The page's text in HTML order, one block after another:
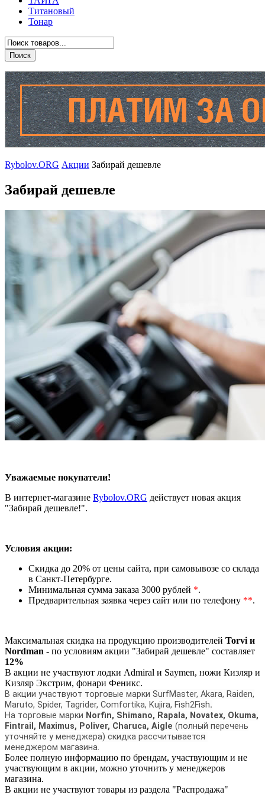
Титановый
Тонар
Rybolov.ORG Акции Забирай дешевле
Забирай дешевле
Уважаемые покупатели!
В интернет-магазине Rybolov.ORG действует новая акция
"Забирай дешевле!".
Условия акции:
Скидка до 20% от цены сайта, при самовывозе со склада
в Санкт-Петербурге.
Минимальная сумма заказа 3000 рублей *.
Предварительная заявка через сайт или по телефону **.
Максимальная скидка на продукцию производителей Torvi и
Nordman - по условиям акции "Забирай дешевле" составляет
12%
В акции не участвуют лодки Admiral и Saymen, ножи Кизляр и
Кизляр Экстрим, фонари Феникс.
В акции участвуют торговые марки SurfMaster, Akara, Raiden,
Maruto, Spider, Tagrider, Comfortika, Kujira, Fish2Fish.
На торговые марки Norfin, Shimano, Rapala, Novatex, Okuma,
Fintrail, Maximus, Poliver, Charuca, Aigle (полный перечень
уточняйте у менеджера) скидка рассчитывается
менеджером магазина.
Более полную информацию по брендам, участвующим и не
участвующим в акции, можно уточнить у менеджеров
магазина.
В акции не участвуют товары из раздела "Распродажа"